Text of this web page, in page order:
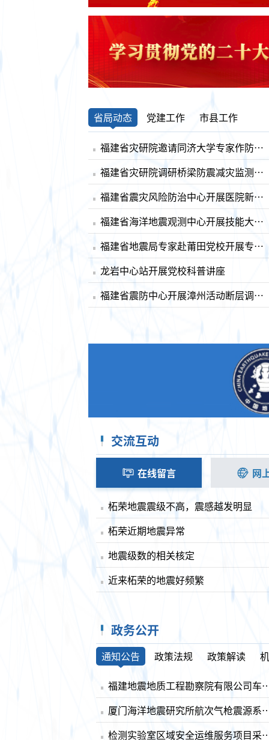
省局动态 党建工作 市县工作
福建省灾研院邀请同济大学专家作防震减灾专题报告
福建省灾研院调研桥梁防震减灾监测工作
福建省震灾风险防治中心开展医院新址地震勘探作业
福建省海洋地震观测中心开展技能大赛赛前集训
福建省地震局专家赴莆田党校开展专题授课
龙岩中心站开展党校科普讲座
福建省震防中心开展漳州活动断层调查工作
交流互动
在线留言 网
柘荣地震震级不高，震感越发明显
柘荣近期地震异常
地震级数的相关核定
近来柘荣的地震好频繁
政务公开
通知公告 政策法规 政策解读
福建地震地质工程勘察
厦门海洋地震研究所航次气枪
检测实验室区域安全